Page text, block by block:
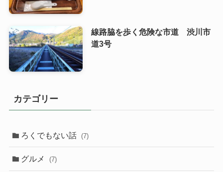
線路脇を歩く危険な市道 渋川市
道3号
カテゴリー
ろくでもない話 (7)
グルメ (7)